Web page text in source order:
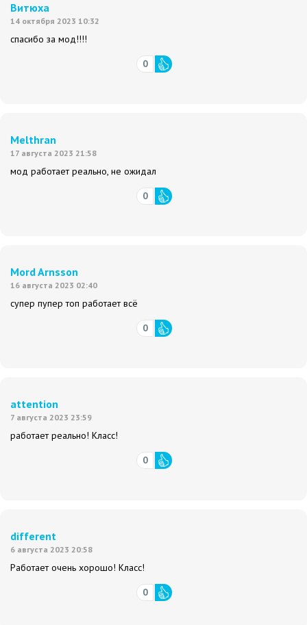
Витюха
14 октября 2023 10:32
спасибо за мод!!!!
0
Melthran
17 августа 2023 21:58
мод работает реально, не ожидал
0
Mord Arnsson
16 августа 2023 02:40
супер пупер топ работает всё
0
attention
7 августа 2023 23:59
работает реально! Класс!
0
different
6 августа 2023 20:58
Работает очень хорошо! Класс!
0